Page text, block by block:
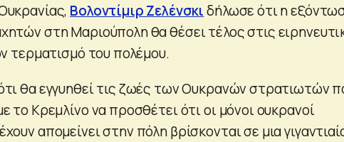
Βολοντίμιρ Ζελένσκιδήλωσε ότι η
στη Μαριούπολη θα θέσει τέλος στις
τερματισμό του πολέμου.
θα εγγυηθεί τις ζωές των Ουκρανών στρατιωτών
το Κρεμλίνο να προσθέτει ότι οι μόνοι ουκρανοί
απομείνει στην πόλη βρίσκονται σε μια